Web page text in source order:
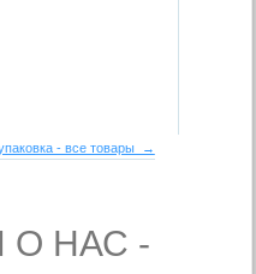
- все товары →
О НАС -